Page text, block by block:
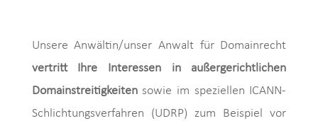
Unsere Anwältin/unser Anwalt für Domainrecht
vertritt Ihre Interessen in außergerichtlichen
Domainstreitigkeitensowie im speziellen ICANN-
Schlichtungsverfahren (UDRP) zum Beispiel vor